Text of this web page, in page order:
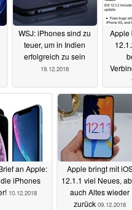
WSJ: iPhones sind zu
teuer, um in Indien
erfolgreich zu sein
19.12.2018
Apple
an Apple:
iPhones
10.12.2018
Apple bringt mit
12.1.1 viel Neues,
auch Altes wieder
zurück 09.12.2018